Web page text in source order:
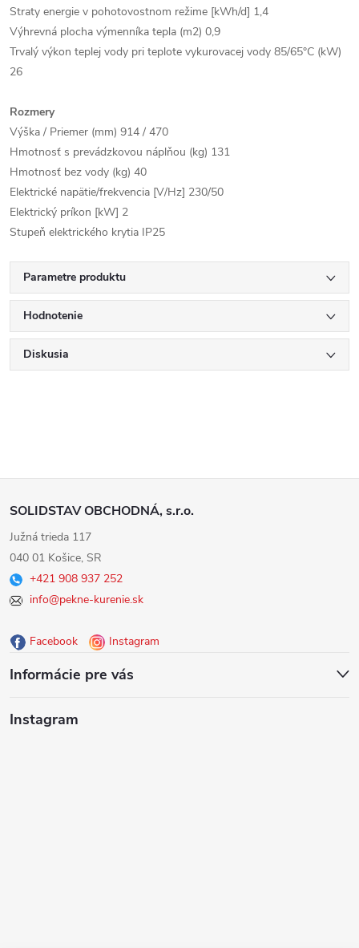
Straty energie v pohotovostnom režime [kWh/d] 1,4
Výhrevná plocha výmenníka tepla (m2) 0,9
Trvalý výkon teplej vody pri teplote vykurovacej vody 85/65°C (kW)
26
Rozmery
Výška / Priemer (mm) 914 / 470
Hmotnosť s prevádzkovou náplňou (kg) 131
Hmotnosť bez vody (kg) 40
Elektrické napätie/frekvencia [V/Hz] 230/50
Elektrický príkon [kW] 2
Stupeň elektrického krytia IP25
Parametre produktu
Hodnotenie
Diskusia
Z
á
p
ä
e
SOLIDSTAV OBCHODNÁ, s.r.o.
Južná trieda 117
040 01 Košice, SR
+421 908 937 252
info@pekne-kurenie.sk
Facebook Instagram
Informácie pre vás
Instagram